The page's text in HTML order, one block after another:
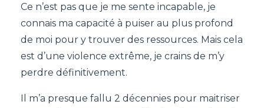
Ce n’est pas que je me sente incapable, je
connais ma capacité à puiser au plus profond
de moi pour y trouver des ressources. Mais cela
est d’une violence extrême, je crains de m’y
perdre définitivement.
Il m’a presque fallu 2 décennies pour maitriser